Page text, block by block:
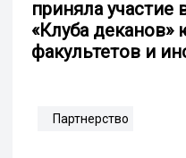
приняла участие
«Клуба деканов»
факультетов и
Партнерство